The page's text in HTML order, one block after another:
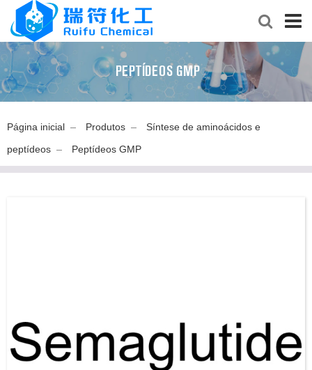
PEPTÍDEOS GMP
Página inicial Produtos
Síntese de aminoácidos e
peptídeos
Peptídeos GMP